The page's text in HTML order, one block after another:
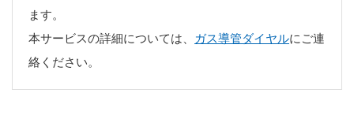
ます。
本サービスの詳細については、 ガス導管ダイヤルにご連
絡ください。